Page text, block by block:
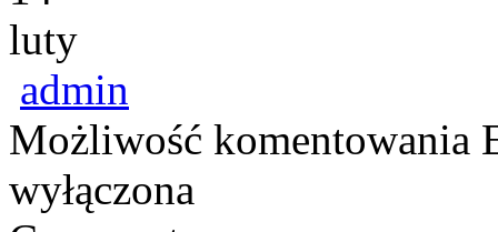
luty
admin
Możliwość komentowania
wyłączona